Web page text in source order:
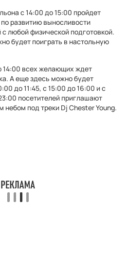
с 14:00 до 15:00 пройдет
развитию выносливости
любой физической подготовкой.
будет поиграть в настольную
14:00 всех желающих ждет
А еще здесь можно будет
до 11:45, с 15:00 до 16:00 и с
посетителей приглашают
небом под треки Dj Chester Young.